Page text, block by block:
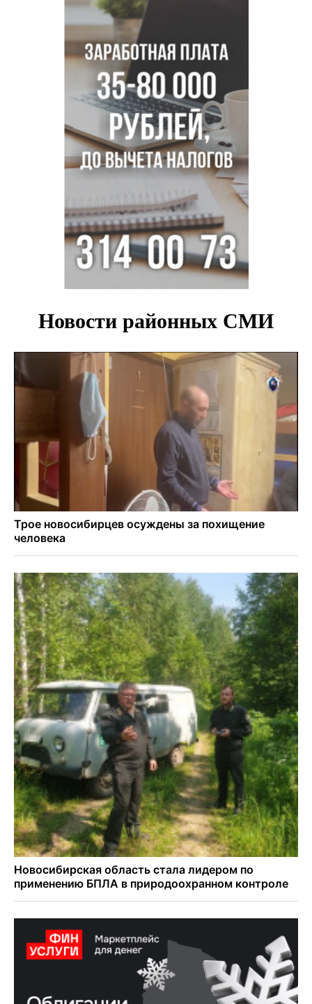
В Новосибирске зафиксирован рост заболеваемости
энтеровирусной инфекцией
В Новосибирске осудили внука за продажу дедова ружья